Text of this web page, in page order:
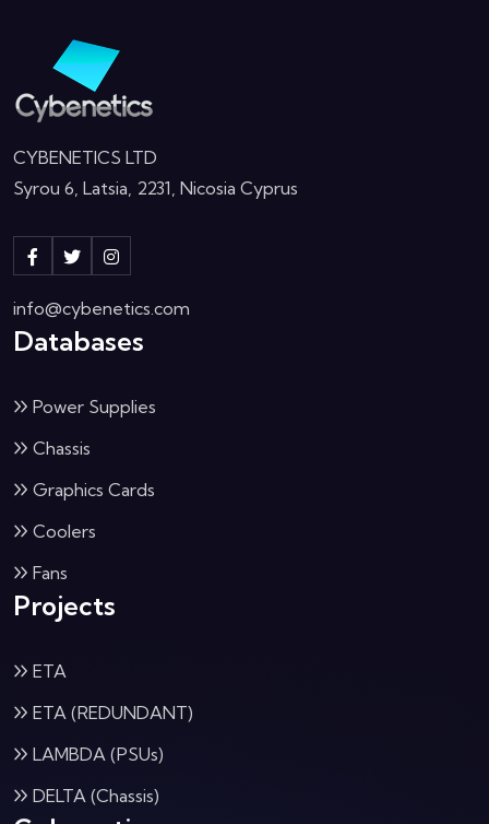
CYBENETICS LTD
Syrou 6, Latsia, 2231, Nicosia Cyprus
info@cybenetics.com
Databases
Power Supplies
Chassis
Graphics Cards
Coolers
Fans
Projects
ETA
ETA (REDUNDANT)
LAMBDA (PSUs)
DELTA (Chassis)